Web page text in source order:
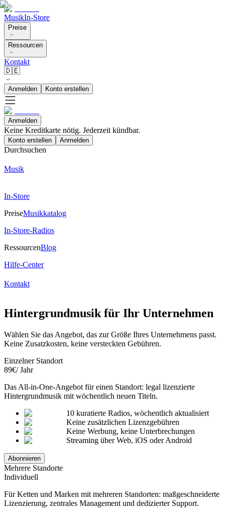
MusikIn-Store
Preise
Ressourcen
Kontakt
🇩🇪
Anmelden Konto erstellen
Anmelden
Keine Kreditkarte nötig. Jederzeit kündbar.
Konto erstellen Anmelden
Durchsuchen
Musik
In-Store
PreiseMusikkatalog
In-Store-Radios
RessourcenBlog
Hilfe-Center
Kontakt
Hintergrundmusik für Ihr Unternehmen
Wählen Sie das Angebot, das zur Größe Ihres Unternehmens passt.
Keine Zusatzkosten, keine versteckten Gebühren.
Einzelner Standort
89€/ Jahr
Das All-in-One-Angebot für einen Standort: legal lizenzierte
Hintergrundmusik mit wöchentlich neuen Titeln.
10 kuratierte Radios, wöchentlich aktualisiert
Keine zusätzlichen Lizenzgebühren
Keine Werbung, keine Unterbrechungen
Streaming über Web, iOS oder Android
Abonnieren
Mehrere Standorte
Individuell
Für Ketten und Marken mit mehreren Standorten: maßgeschneiderte
Lizenzierung, zentrales Management und dedizierter Support.